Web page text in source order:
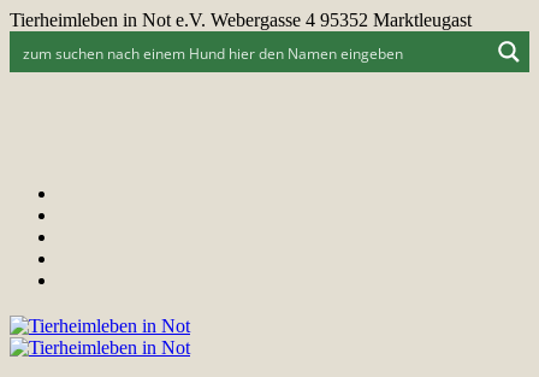
Tierheimleben in Not e.V. Webergasse 4 95352 Marktleugast